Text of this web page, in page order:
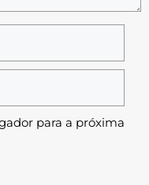
para a próxima